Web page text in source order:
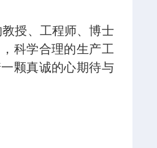
授、工程师、博士
科学合理的生产工
颗真诚的心期待与